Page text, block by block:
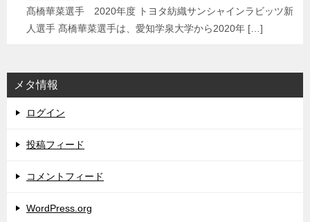
髙橋華菜選手 2020年度 トヨタ紡織サンシャインラビッツ新
人選手 髙橋華菜選手は、愛知学泉大学から2020年 […]
メタ情報
ログイン
投稿フィード
コメントフィード
WordPress.org